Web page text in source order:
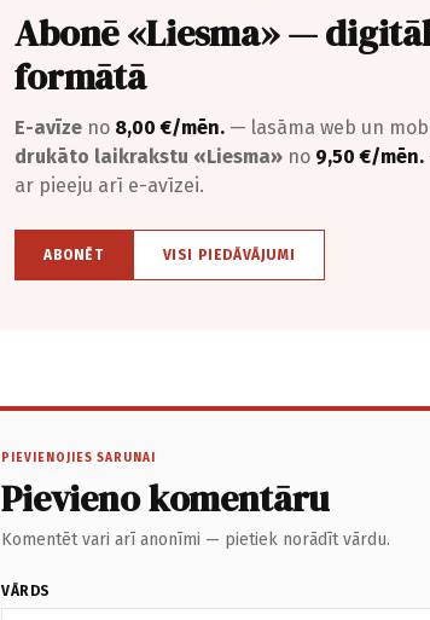
Abonē «Liesma» —
formātā
E-avīze no 8,00 €/mēn. — lasāma web un
drukāto laikrakstu «Liesma» no 9,50 €/mēn.
ar pieeju arī e-avīzei.
ABONĒT VISI PIEDĀVĀJUMI
PIEVIENOJIES SARUNAI
Pievieno komentāru
Komentēt vari arī anonīmi — pietiek norādīt vārdu.
VĀRDS